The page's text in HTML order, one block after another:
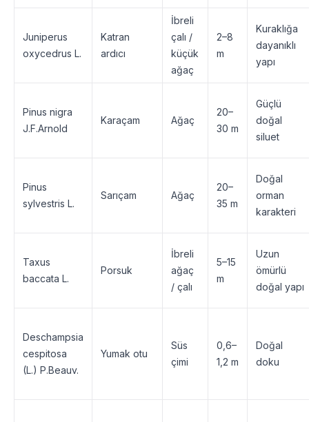
Juniperus
oxycedrus L.
Katran
ardıcı
İbreli
çalı /
küçük
ağaç
2–8
m
Kuraklığa
dayanıklı
yapı
Pinus nigra
J.F.Arnold
Karaçam Ağaç
20–
30 m
Güçlü
doğal
siluet
Pinus
sylvestris L.
Sarıçam Ağaç
20–
35 m
Doğal
orman
karakteri
Taxus
baccata L.
Porsuk
İbreli
ağaç
/ çalı
5–15
m
Uzun
ömürlü
doğal yapı
Deschampsia
cespitosa
(L.) P.Beauv.
Yumak otu
Süs
çimi
0,6–
1,2 m
Doğal
doku